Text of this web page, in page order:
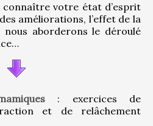
connaître votre état d’esprit
améliorations, l’effet de la
aborderons le déroulé
: exercices de
et de relâchement